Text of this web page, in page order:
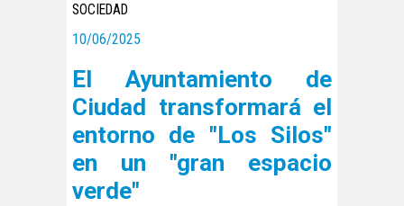
SOCIEDAD
10/06/2025
El Ayuntamiento de
Ciudad transformará el
entorno de "Los Silos"
en un "gran espacio
verde"